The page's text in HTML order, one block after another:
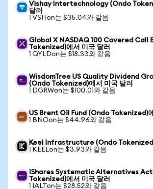
Vishay Intertechnology (Ondo
달러
1 VSHon는 $35.04와 같음
Global X NASDAQ 100 Covered Call
Tokenized)에서 미국 달러
1 QYLDon는 $18.33와 같음
WisdomTree US Quality Dividend
(Ondo Tokenized)에서 미국 달러
1 DGRWon는 $100.01와 같음
US Brent Oil Fund (Ondo Tokenized)
1 BNOon는 $44.96와 같음
Keel Infrastructure (Ondo Tokenized)
1 KEELon는 $3.93와 같음
iShares Systematic Alternatives
Tokenized)에서 미국 달러
1 IALTon는 $28.52와 같음